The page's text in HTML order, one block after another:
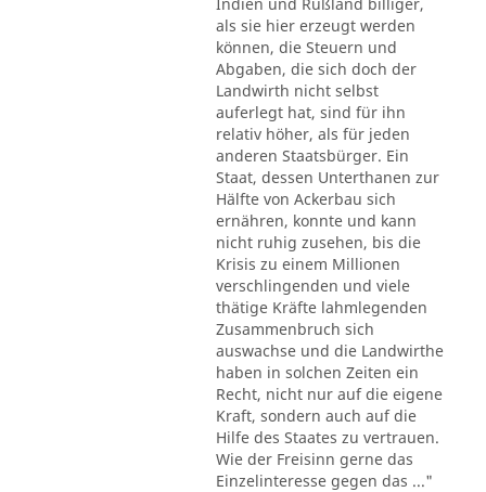
als sie hier erzeugt werden
können, die Steuern und
Abgaben, die sich doch der
Landwirth nicht selbst
auferlegt hat, sind für ihn
relativ höher, als für jeden
anderen Staatsbürger. Ein
Staat, dessen Unterthanen zur
Hälfte von Ackerbau sich
ernähren, konnte und kann
nicht ruhig zusehen, bis die
Krisis zu einem Millionen
verschlingenden und viele
thätige Kräfte lahmlegenden
Zusammenbruch sich
auswachse und die Landwirthe
haben in solchen Zeiten ein
Recht, nicht nur auf die eigene
Kraft, sondern auch auf die
Hilfe des Staates zu vertrauen.
Wie der Freisinn gerne das
Einzelinteresse gegen das ..."